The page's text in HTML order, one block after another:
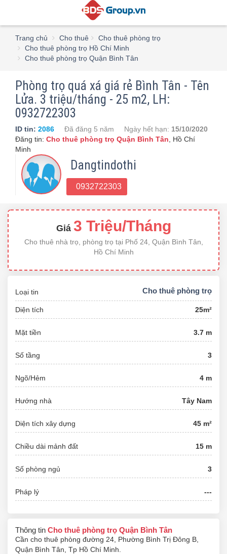
Trang chủ Cho thuê
Cho thuê phòng trọ
Cho thuê phòng trọ Hồ Chí Minh
Cho thuê phòng trọ Quận Bình Tân
Phòng trọ quá xá giá rẻ Bình Tân - Tên
Lửa. 3 triệu/tháng - 25 m2, LH:
0932722303
ID tin: 2086 Đã đăng 5 năm Ngày hết hạn: 15/10/2020
Đăng tin: Cho thuê phòng trọ Quận Bình Tân
Hồ Chí
Minh
Dangtindothi
0932722303
Giá 3 Triệu/Tháng
Cho thuê nhà trọ, phòng trọ tại Phố 24, Quận Bình Tân,
Hồ Chí Minh
Loại tin Cho thuê phòng trọ
Diện tích 25m²
Mặt tiền 3.7 m
Số tầng 3
Ngõ/Hẻm 4 m
Hướng nhà Tây Nam
Diện tích xây dựng 45 m²
Chiều dài mảnh đất 15 m
Số phòng ngủ 3
Pháp lý ---
Thông tin Cho thuê phòng trọ Quận Bình Tân
Cần cho thuê phòng đường 24, Phường Bình Trị Đông B,
Quận Bình Tân, Tp Hồ Chí Minh.